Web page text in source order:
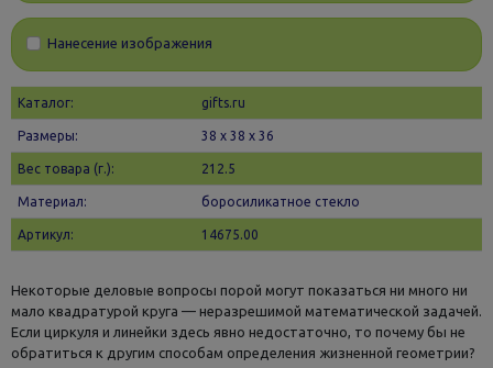
Нанесение изображения
Каталог: gifts.ru
Размеры: 38 х 38 x 36
Вес товара (г.): 212.5
Материал: боросиликатное стекло
Артикул: 14675.00
Некоторые деловые вопросы порой могут показаться ни много ни
мало квадратурой круга — неразрешимой математической задачей.
Если циркуля и линейки здесь явно недостаточно, то почему бы не
обратиться к другим способам определения жизненной геометрии?